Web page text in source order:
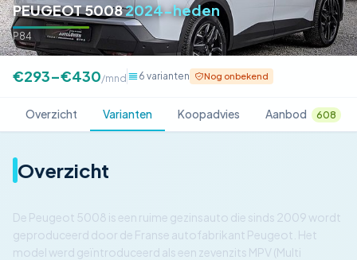
PEUGEOT 50082024-heden
P84
€293–€430/mnd 6 varianten Nog onbekend
Overzicht Varianten Koopadvies Aanbod 608
Overzicht
De Peugeot 5008 is een ruime gezinsauto die sinds 2009 wordt
geproduceerd door de Franse autofabrikant Peugeot. Het
model werd geïntroduceerd als een zevenzits MPV (Multi